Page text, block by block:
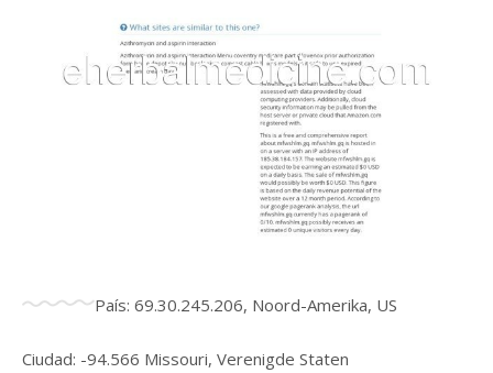
País: 69.30.245.206, Noord-Amerika, US
Ciudad: -94.566 Missouri, Verenigde Staten